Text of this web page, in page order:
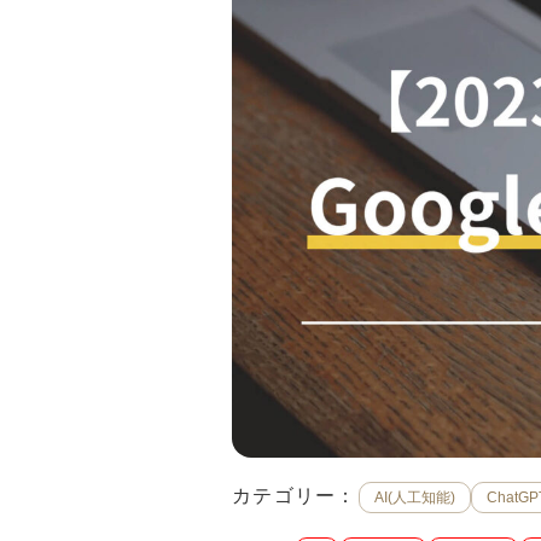
カテゴリー： AI(人工知能)